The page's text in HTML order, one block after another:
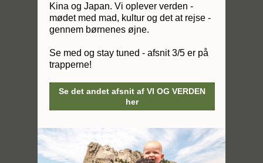
Kina og Japan. Vi oplever verden -
mødet med mad, kultur og det at rejse -
gennem børnenes øjne.
Se med og stay tuned - afsnit 3/5 er på
trapperne!
Se det andet afsnit af VI OG VERDEN
her